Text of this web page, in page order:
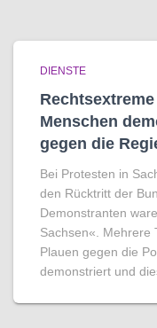
DIENSTE
Menschen
gegen die
Bei Protesten in
den Rücktritt der
Demonstranten
Sachsen«. Mehrere
Plauen gegen die
demonstriert und